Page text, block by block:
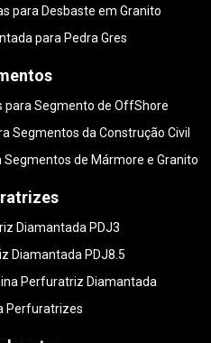
para Desbaste em Granito
para Pedra Gres
para Segmento de OffShore
Segmentos da Construção Civil
de Mármore e Granito
Diamantada PDJ3
Diamantada PDJ8.5
Perfuratriz Diamantada
Perfuratrizes